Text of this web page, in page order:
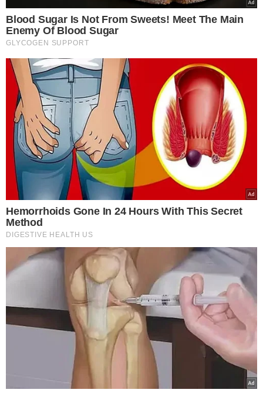
TÓPICOS
PPP PIAUÍ ROTARY MEIO NORTE
VER COMENTÁRIOS
VEJA TAMBÉM
Veja celulares que
deixarão de ser
compatíveis com o
WhatsApp a partir de
agosto